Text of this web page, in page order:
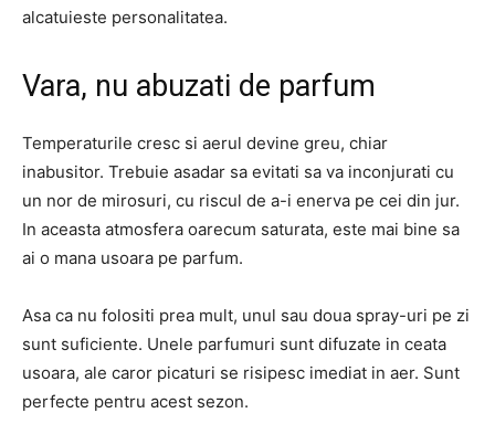
alcatuieste personalitatea.
Vara, nu abuzati de parfum
Temperaturile cresc si aerul devine greu, chiar
inabusitor. Trebuie asadar sa evitati sa va inconjurati cu
un nor de mirosuri, cu riscul de a-i enerva pe cei din jur.
In aceasta atmosfera oarecum saturata, este mai bine sa
ai o mana usoara pe parfum.
Asa ca nu folositi prea mult, unul sau doua spray-uri pe zi
sunt suficiente. Unele parfumuri sunt difuzate in ceata
usoara, ale caror picaturi se risipesc imediat in aer. Sunt
perfecte pentru acest sezon.